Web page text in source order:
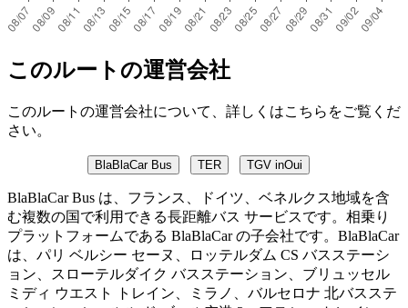
このルートの運営会社
このルートの運営会社について、詳しくはこちらをご覧くだ
さい。
BlaBlaCar Bus TER TGV inOui
BlaBlaCar Bus は、フランス、ドイツ、ベネルクス地域を含
む複数の国で利用できる長距離バス サービスです。相乗り
プラットフォームである BlaBlaCar の子会社です。BlaBlaCar
は、パリ ベルシー セーヌ、ロッテルダム CS バスステーシ
ョン、スローテルダイク バスステーション、ブリュッセル
ミディ ウエスト トレイン、ミラノ、バルセロナ 北バスステ